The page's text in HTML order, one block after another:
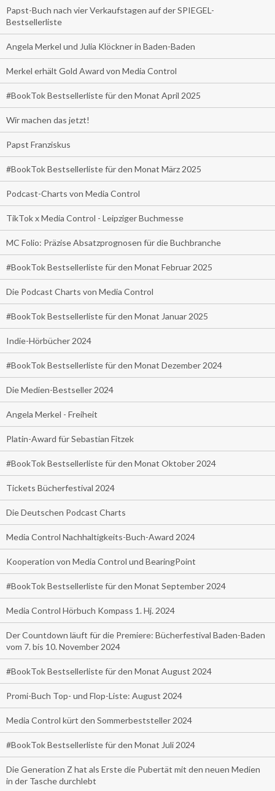
Papst-Buch nach vier Verkaufstagen auf der SPIEGEL-
Bestsellerliste
Angela Merkel und Julia Klöckner in Baden-Baden
Merkel erhält Gold Award von Media Control
#BookTok Bestsellerliste für den Monat April 2025
Wir machen das jetzt!
Papst Franziskus
#BookTok Bestsellerliste für den Monat März 2025
Podcast-Charts von Media Control
TikTok x Media Control - Leipziger Buchmesse
MC Folio: Präzise Absatzprognosen für die Buchbranche
#BookTok Bestsellerliste für den Monat Februar 2025
Die Podcast Charts von Media Control
#BookTok Bestsellerliste für den Monat Januar 2025
Indie-Hörbücher 2024
#BookTok Bestsellerliste für den Monat Dezember 2024
Die Medien-Bestseller 2024
Angela Merkel - Freiheit
Platin-Award für Sebastian Fitzek
#BookTok Bestsellerliste für den Monat Oktober 2024
Tickets Bücherfestival 2024
Die Deutschen Podcast Charts
Media Control Nachhaltigkeits-Buch-Award 2024
Kooperation von Media Control und BearingPoint
#BookTok Bestsellerliste für den Monat September 2024
Media Control Hörbuch Kompass 1. Hj. 2024
Der Countdown läuft für die Premiere: Bücherfestival Baden-Baden
vom 7. bis 10. November 2024
#BookTok Bestsellerliste für den Monat August 2024
Promi-Buch Top- und Flop-Liste: August 2024
Media Control kürt den Sommerbeststeller 2024
#BookTok Bestsellerliste für den Monat Juli 2024
Die Generation Z hat als Erste die Pubertät mit den neuen Medien
in der Tasche durchlebt